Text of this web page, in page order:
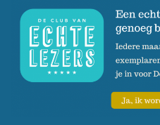
woorden erkenning.’